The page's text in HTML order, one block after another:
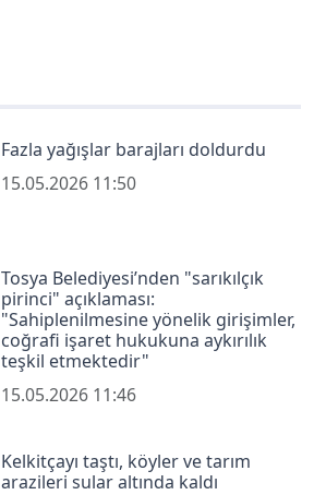
Fazla yağışlar barajları doldurdu
15.05.2026 11:50
Tosya Belediyesi’nden "sarıkılçık
pirinci" açıklaması:
"Sahiplenilmesine yönelik girişimler,
coğrafi işaret hukukuna aykırılık
teşkil etmektedir"
15.05.2026 11:46
Kelkitçayı taştı, köyler ve tarım
arazileri sular altında kaldı